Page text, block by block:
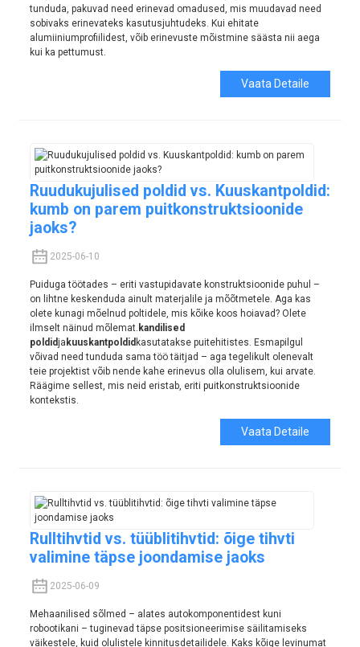
tunduda, pakuvad need erinevad omadused, mis muudavad need
sobivaks erinevateks kasutusjuhtudeks. Kui ehitate
alumiiniumprofiilidest, võib erinevuste mõistmine säästa nii aega
kui ka pettumust.
Vaata Detaile
Ruudukujulised poldid vs. Kuuskantpoldid:
kumb on parem puitkonstruktsioonide
jaoks?
2025-06-10
Puiduga töötades – eriti vastupidavate konstruktsioonide puhul –
on lihtne keskenduda ainult materjalile ja mõõtmetele. Aga kas
olete kunagi mõelnud poltidele, mis kõike koos hoiavad? Olete
ilmselt näinud mõlemat. kandilised
poldidja kuuskantpoldid kasutatakse puitehitistes. Esmapilgul
võivad need tunduda sama töö täitjad – aga tegelikult olenevalt
teie projektist võib nende kahe erinevus olla olulisem, kui arvate.
Räägime sellest, mis neid eristab, eriti puitkonstruktsioonide
kontekstis.
Vaata Detaile
Rulltihvtid vs. tüüblitihvtid: õige tihvti
valimine täpse joondamise jaoks
2025-06-09
Mehaanilised sõlmed – alates autokomponentidest kuni
robootikani – tuginevad täpse positsioneerimise säilitamiseks
väikestele, kuid olulistele kinnitusdetailidele. Kaks kõige levinumat